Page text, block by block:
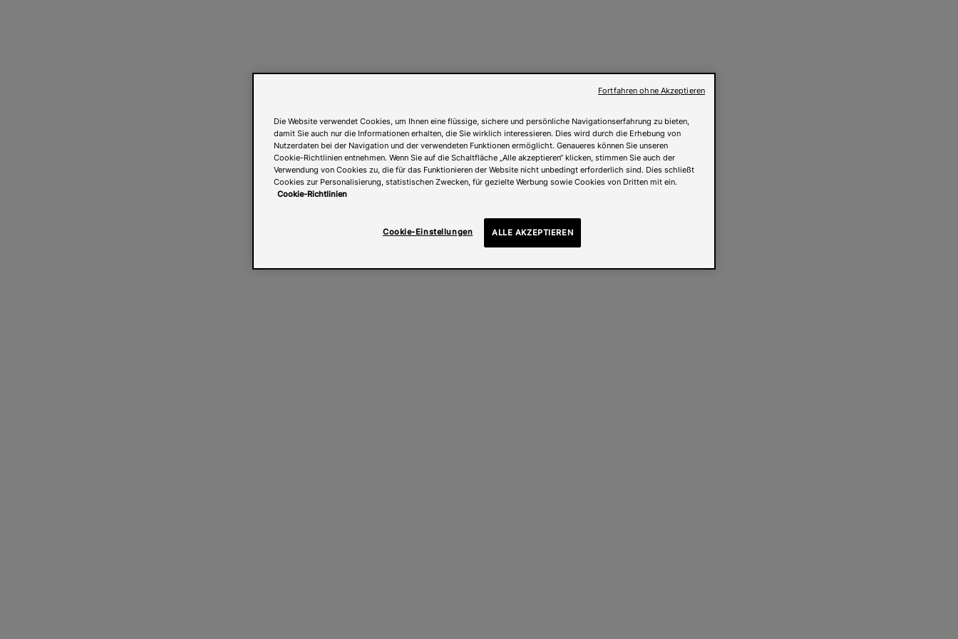
Die Website verwendet Cookies, um Ihnen eine flüssige, sichere und persönliche Navigationserfahrung zu bieten,
damit Sie auch nur die Informationen erhalten, die Sie wirklich interessieren. Dies wird durch die Erhebung von
Nutzerdaten bei der Navigation und der verwendeten Funktionen ermöglicht. Genaueres können Sie unseren
Cookie-Richtlinien entnehmen. Wenn Sie auf die Schaltfläche „Alle akzeptieren“ klicken, stimmen Sie auch der
Verwendung von Cookies zu, die für das Funktionieren der Website nicht unbedingt erforderlich sind. Dies schließt
Cookies zur Personalisierung, statistischen Zwecken, für gezielte Werbung sowie Cookies von Dritten mit ein.
Cookie-Richtlinien
Cookie-Einstellungen ALLE AKZEPTIEREN
Fortfahren ohne Akzeptieren